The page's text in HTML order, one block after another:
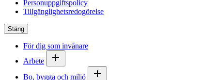
Personuppgiftspolicy
Tillgänglighetsredogörelse
Stäng
För dig som invånare
Arbete
Bo, bygga och miljö